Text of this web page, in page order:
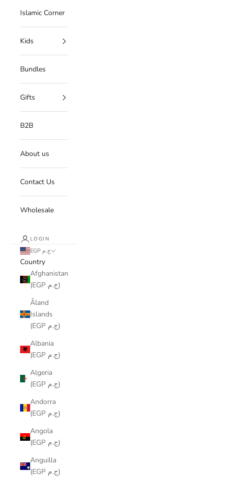
Islamic Corner
Kids
Bundles
Gifts
B2B
About us
Contact Us
Wholesale
LOGIN
EGP ج.م
Country
Afghanistan
(EGP ج.م)
Åland
Islands
(EGP ج.م)
Albania
(EGP ج.م)
Algeria
(EGP ج.م)
Andorra
(EGP ج.م)
Angola
(EGP ج.م)
Anguilla
(EGP ج.م)